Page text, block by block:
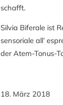
schafft.
Silvia Biferale ist
sensoriale all’
der Atem-Tonus-
18. März 2018